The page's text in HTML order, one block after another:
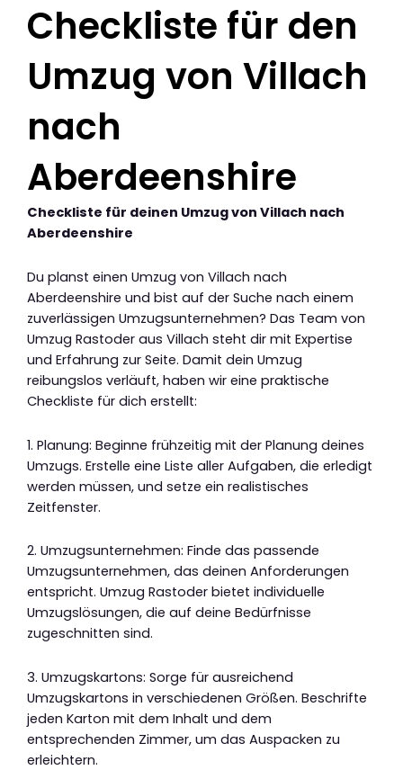
Checkliste für den
Umzug von Villach
nach
Aberdeenshire
Checkliste für deinen Umzug von Villach nach
Aberdeenshire
Du planst einen Umzug von Villach nach
Aberdeenshire und bist auf der Suche nach einem
zuverlässigen Umzugsunternehmen? Das Team von
Umzug Rastoder aus Villach steht dir mit Expertise
und Erfahrung zur Seite. Damit dein Umzug
reibungslos verläuft, haben wir eine praktische
Checkliste für dich erstellt:
1. Planung: Beginne frühzeitig mit der Planung deines
Umzugs. Erstelle eine Liste aller Aufgaben, die erledigt
werden müssen, und setze ein realistisches
Zeitfenster.
2. Umzugsunternehmen: Finde das passende
Umzugsunternehmen, das deinen Anforderungen
entspricht. Umzug Rastoder bietet individuelle
Umzugslösungen, die auf deine Bedürfnisse
zugeschnitten sind.
3. Umzugskartons: Sorge für ausreichend
Umzugskartons in verschiedenen Größen. Beschrifte
jeden Karton mit dem Inhalt und dem
entsprechenden Zimmer, um das Auspacken zu
erleichtern.